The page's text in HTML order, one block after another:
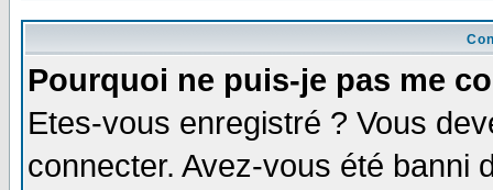
Pourquoi ne puis-je pas me
Etes-vous enregistré ? Vous
connecter. Avez-vous été banni